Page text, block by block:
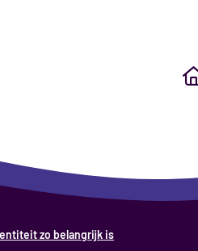
zo belangrijk is